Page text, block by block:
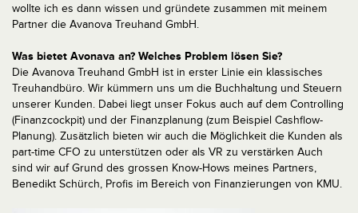
wollte ich es dann wissen und gründete zusammen mit meinem
Partner die Avanova Treuhand GmbH.
Was bietet Avonava an? Welches Problem lösen Sie?
Die Avanova Treuhand GmbH ist in erster Linie ein klassisches
Treuhandbüro. Wir kümmern uns um die Buchhaltung und Steuern
unserer Kunden. Dabei liegt unser Fokus auch auf dem Controlling
(Finanzcockpit) und der Finanzplanung (zum Beispiel Cashflow-
Planung). Zusätzlich bieten wir auch die Möglichkeit die Kunden als
part-time CFO zu unterstützen oder als VR zu verstärken Auch
sind wir auf Grund des grossen Know-Hows meines Partners,
Benedikt Schürch, Profis im Bereich von Finanzierungen von KMU.